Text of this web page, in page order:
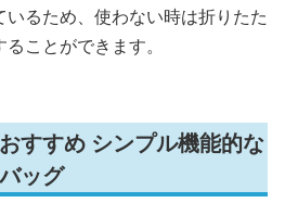
るため、使わない時は折りたた
ことができます。
すすめ シンプル機能的な
ッグ